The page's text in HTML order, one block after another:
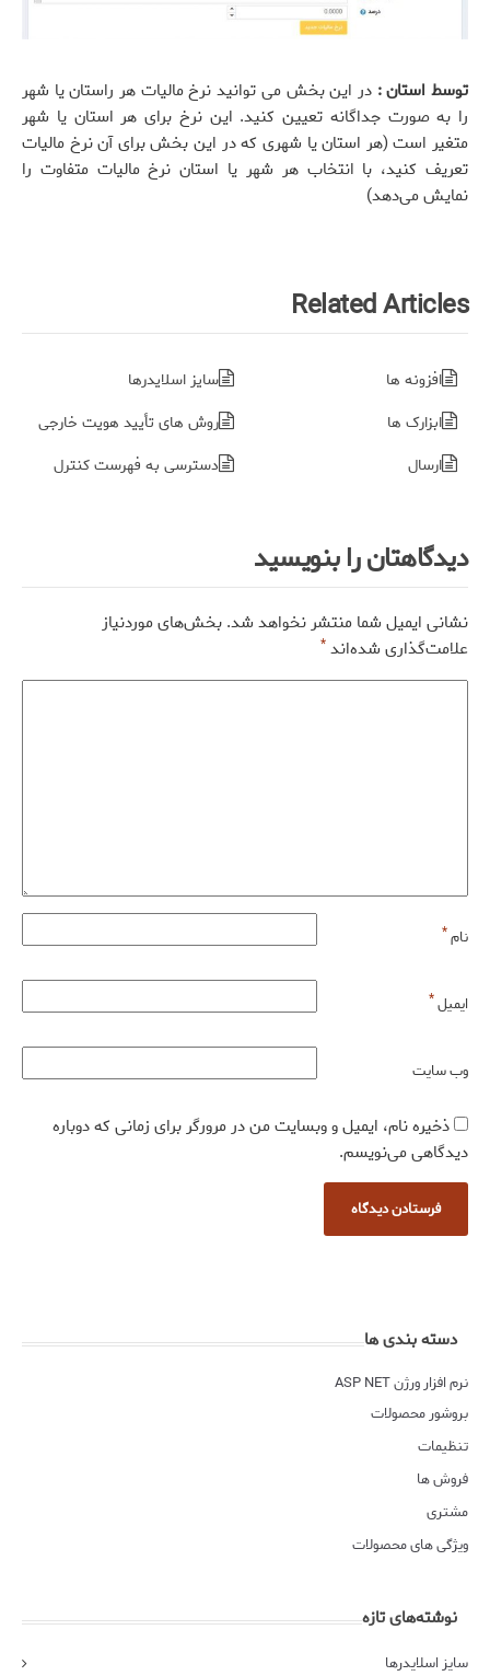
توسط استان : در این بخش می توانید نرخ مالیات هر راستان یا شهر
را به صورت جداگانه تعیین کنید. این نرخ برای هر استان یا شهر
متغیر است (هر استان یا شهری که در این بخش برای آن نرخ مالیات
تعریف کنید، با انتخاب هر شهر یا استان نرخ مالیات متفاوت را
نمایش می‌دهد)
Related Articles
سایز اسلایدرها
افزونه ها
روش های تأیید هویت خارجی
ابزارک ها
دسترسی به فهرست کنترل
ارسال
دیدگاهتان را بنویسید
نشانی ایمیل شما منتشر نخواهد شد. بخش‌های موردنیاز
علامت‌گذاری شده‌اند *
نام*
ایمیل*
وب‌ سایت
ذخیره نام، ایمیل و وبسایت من در مرورگر برای زمانی که دوباره
دیدگاهی می‌نویسم.
دسته بندی ها
نرم افزار ورژن ASP NET
بروشور محصولات
تنظیمات
فروش ها
مشتری
ویژگی های محصولات
نوشته‌های تازه
سایز اسلایدرها